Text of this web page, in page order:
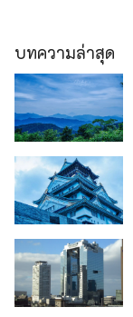
บทความล่าสุด